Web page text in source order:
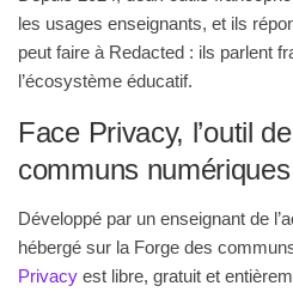
les usages enseignants, et ils
peut faire à Redacted : ils parlent
l’écosystème éducatif.
Face Privacy, l’outil
communs
Développé par un enseignant de
hébergé sur la Forge des
Privacy est libre, gratuit et